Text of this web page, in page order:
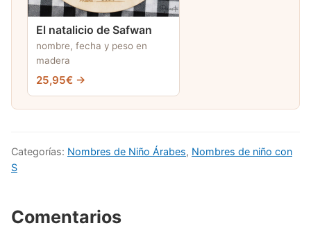
El natalicio de Safwan
nombre, fecha y peso en
madera
25,95€ →
Categorías: Nombres de Niño Árabes, Nombres de niño con
S
Comentarios